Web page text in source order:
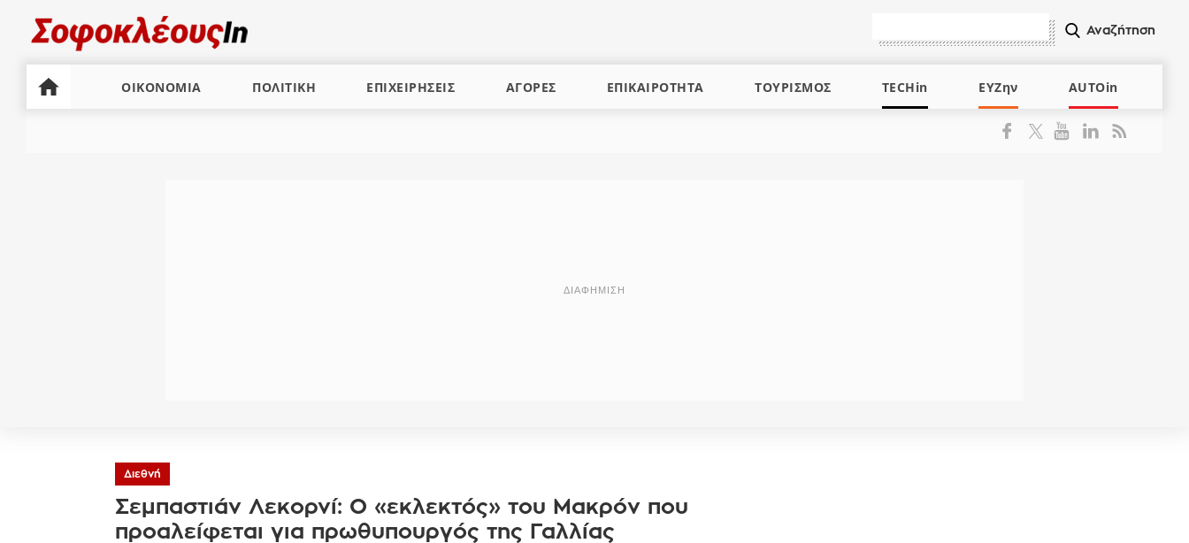
ΟΙΚΟΝΟΜΙΑ ΠΟΛΙΤΙΚΗ ΕΠΙΧΕΙΡΗΣΕΙΣ ΑΓΟΡΕΣ ΕΠΙΚΑΙΡΟΤΗΤΑ ΤΟΥΡΙΣΜΟΣ TECHin ΕΥΖην AUTOin
Διεθνή
Σεμπαστιάν Λεκορνί: Ο «εκλεκτός» του Μακρόν που
προαλείφεται για πρωθυπουργός της Γαλλίας